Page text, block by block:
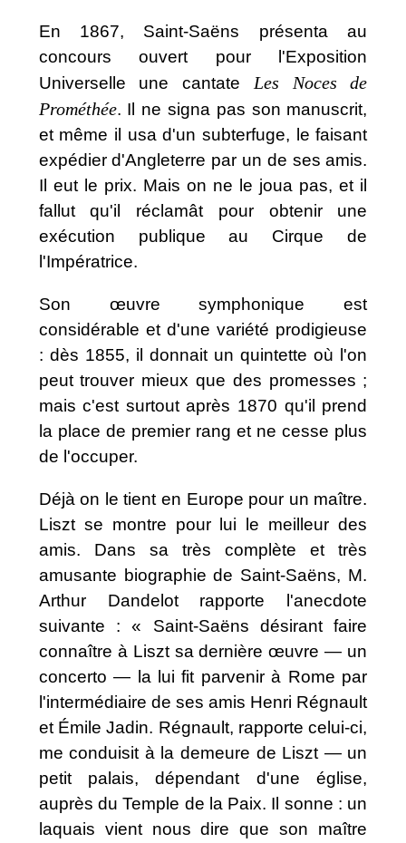
En 1867, Saint-Saëns présenta au
concours ouvert pour l'Exposition
Universelle une cantateLes Noces de
Prométhée. Il ne signa pas son manuscrit,
et même il usa d'un subterfuge, le faisant
expédier d'Angleterre par un de ses amis.
Il eut le prix. Mais on ne le joua pas, et il
fallut qu'il réclamât pour obtenir une
exécution publique au Cirque de
l'Impératrice.
Son œuvre symphonique est
considérable et d'une variété prodigieuse
: dès 1855, il donnait un quintette où l'on
peut trouver mieux que des promesses ;
mais c'est surtout après 1870 qu'il prend
la place de premier rang et ne cesse plus
de l'occuper.
Déjà on le tient en Europe pour un maître.
Liszt se montre pour lui le meilleur des
amis. Dans sa très complète et très
amusante biographie de Saint-Saëns, M.
Arthur Dandelot rapporte l'anecdote
suivante : « Saint-Saëns désirant faire
connaître à Liszt sa dernière œuvre — un
concerto — la lui fit parvenir à Rome par
l'intermédiaire de ses amis Henri Régnault
et Émile Jadin. Régnault, rapporte celui-ci,
me conduisit à la demeure de Liszt — un
petit palais, dépendant d'une église,
auprès du Temple de la Paix. Il sonne : un
laquais vient nous dire que son maître